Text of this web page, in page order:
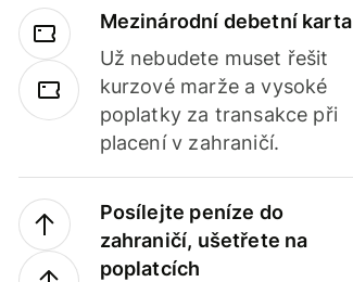
Mezinárodní debetní karta
Už nebudete muset řešit
kurzové marže a vysoké
poplatky za transakce při
placení v zahraničí.
Posílejte peníze do
zahraničí, ušetřete na
poplatcích